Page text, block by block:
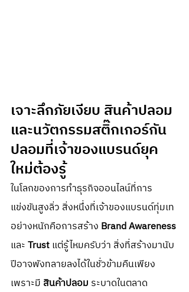
เจาะลึกภัยเงียบ สินค้าปลอม
และนวัตกรรมสติ๊กเกอร์กัน
ปลอมที่เจ้าของแบรนด์ยุค
ใหม่ต้องรู้
ในโลกของการทำธุรกิจออนไลน์ที่การ
แข่งขันสูงลิ่ว สิ่งหนึ่งที่เจ้าของแบรนด์ทุ่มเท
อย่างหนักคือการสร้าง Brand Awareness
และ Trust แต่รู้ไหมครับว่า สิ่งที่สร้างมานับ
ปีอาจพังทลายลงได้ในชั่วข้ามคืนเพียง
เพราะมี สินค้าปลอม ระบาดในตลาด